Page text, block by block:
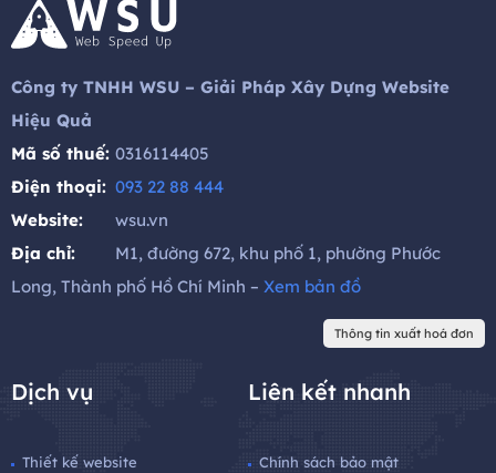
Công ty TNHH WSU – Giải Pháp Xây Dựng Website
Hiệu Quả
Mã số thuế: 0316114405
Điện thoại: 093 22 88 444
Website:
wsu.vn
Địa chỉ:
M1, đường 672, khu phố 1, phường Phước
Long, Thành phố Hồ Chí Minh – Xem bản đồ
Thông tin xuất hoá đơn
Dịch vụ
Thiết kế website
Liên kết nhanh
Chính sách bảo mật